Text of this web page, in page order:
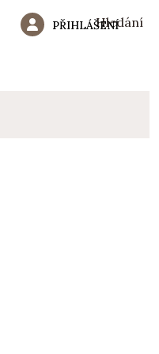
Hledání
PŘIHLÁŠENÍ